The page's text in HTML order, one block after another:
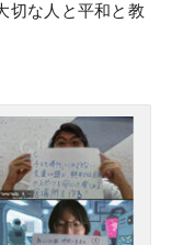
切な人と平和と教